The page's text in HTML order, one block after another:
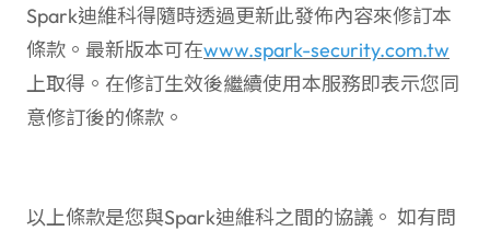
Spark迪維科得隨時透過更新此發佈內容來修訂本
條款。最新版本可在www.spark-security.com.tw
上取得。在修訂生效後繼續使用本服務即表示您同
意修訂後的條款。
以上條款是您與Spark迪維科之間的協議。 如有問